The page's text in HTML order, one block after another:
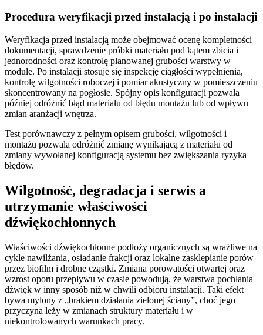
Procedura weryfikacji przed instalacją i po instalacji
Weryfikacja przed instalacją może obejmować ocenę kompletności
dokumentacji, sprawdzenie próbki materiału pod kątem zbicia i
jednorodności oraz kontrolę planowanej grubości warstwy w
module. Po instalacji stosuje się inspekcję ciągłości wypełnienia,
kontrolę wilgotności roboczej i pomiar akustyczny w pomieszczeniu
skoncentrowany na pogłosie. Spójny opis konfiguracji pozwala
później odróżnić błąd materiału od błędu montażu lub od wpływu
zmian aranżacji wnętrza.
Test porównawczy z pełnym opisem grubości, wilgotności i
montażu pozwala odróżnić zmianę wynikającą z materiału od
zmiany wywołanej konfiguracją systemu bez zwiększania ryzyka
błędów.
Wilgotność, degradacja i serwis a
utrzymanie właściwości
dźwiękochłonnych
Właściwości dźwiękochłonne podłoży organicznych są wrażliwe na
cykle nawilżania, osiadanie frakcji oraz lokalne zasklepianie porów
przez biofilm i drobne cząstki. Zmiana porowatości otwartej oraz
wzrost oporu przepływu w czasie powodują, że warstwa pochłania
dźwięk w inny sposób niż w chwili odbioru instalacji. Taki efekt
bywa mylony z „brakiem działania zielonej ściany”, choć jego
przyczyna leży w zmianach struktury materiału i w
niekontrolowanych warunkach pracy.